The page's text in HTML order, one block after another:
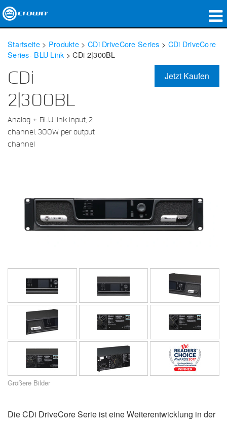
Anwendungen
Netzwerk-Audio
Wo zu kaufen
Fallstudien
Unsere Geschichte
Sprache/Region
Startseite> Produkte > CDi DriveCore Series > CDi DriveCore
Series- BLU Link >CDi 2|300BL
CDi
2|300BL
Analog + BLU link input, 2
channel, 300W per output
channel
Jetzt Kaufen
Größere Bilder
Die CDi DriveCore Serie ist eine Weiterentwicklung in der